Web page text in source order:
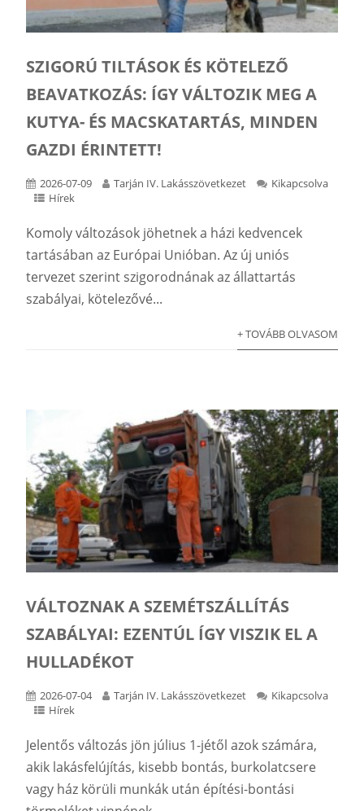
SZIGORÚ TILTÁSOK ÉS KÖTELEZŐ
BEAVATKOZÁS: ÍGY VÁLTOZIK MEG A
KUTYA- ÉS MACSKATARTÁS, MINDEN
GAZDI ÉRINTETT!
2026-07-09 Tarján IV. Lakásszövetkezet
Kikapcsolva
Hírek
Komoly változások jöhetnek a házi kedvencek
tartásában az Európai Unióban. Az új uniós
tervezet szerint szigorodnának az állattartás
szabályai, kötelezővé...
+ TOVÁBB OLVASOM
VÁLTOZNAK A SZEMÉTSZÁLLÍTÁS
SZABÁLYAI: EZENTÚL ÍGY VISZIK EL A
HULLADÉKOT
2026-07-04 Tarján IV. Lakásszövetkezet
Kikapcsolva
Hírek
Jelentős változás jön július 1-jétől azok számára,
akik lakásfelújítás, kisebb bontás, burkolatcsere
vagy ház körüli munkák után építési-bontási